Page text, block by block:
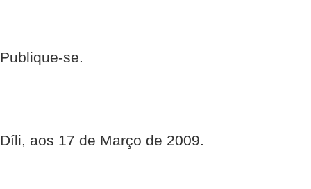
Publique-se.
Díli, aos 17 de Março de 2009.